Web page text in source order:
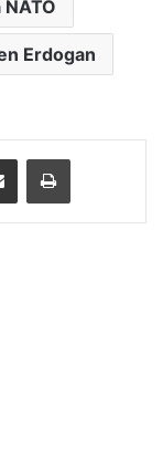
Erdogan
Share via Email Print